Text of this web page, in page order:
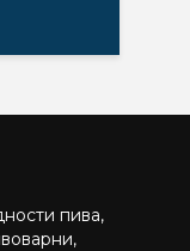
пива,